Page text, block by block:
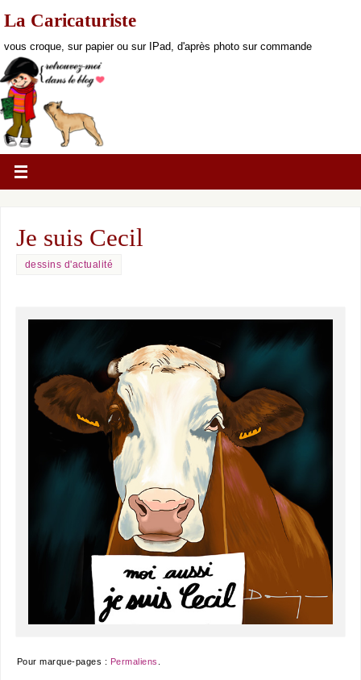
La Caricaturiste
vous croque, sur papier ou sur IPad, d'après photo sur commande
Je suis Cecil
dessins d'actualité
Pour marque-pages : Permaliens